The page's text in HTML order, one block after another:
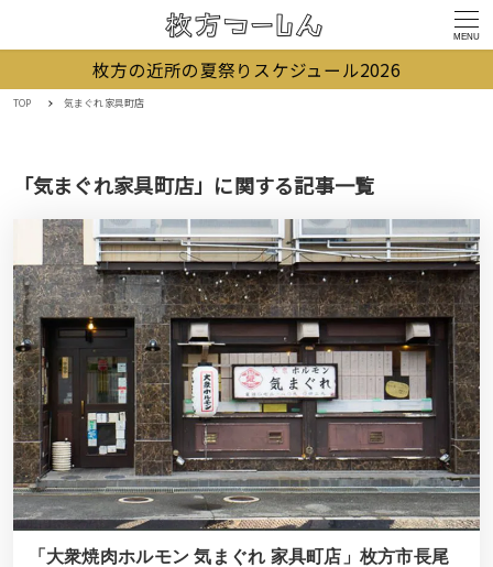
MENU
枚方の近所の夏祭りスケジュール2026
TOP 気まぐれ家具町店
「気まぐれ家具町店」に関する記事一覧
「大衆焼肉ホルモン 気まぐれ 家具町店」枚方市長尾